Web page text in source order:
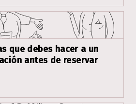
que debes hacer a un
antes de reservar